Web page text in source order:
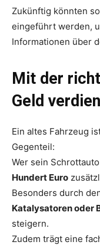
Zukünftig könnten
eingeführt werden,
Informationen über
Mit der
Geld
Ein altes Fahrzeug
Gegenteil:
Wer sein
Hundert Euro
Besonders durch
Katalysatoren oder
steigern.
Zudem trägt eine